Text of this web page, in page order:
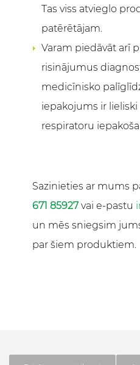
Tas viss atvieglo
patērētājam.
Varam piedāvāt arī
risinājumus
medicīnisko
iepakojums ir
respiratoru
Sazinieties ar mums
671 85927vai e-pastu
un mēs sniegsim
par šiem produktiem.